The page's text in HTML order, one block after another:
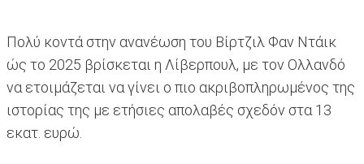
Πολύ κοντά στην ανανέωση του Βίρτζιλ Φαν Ντάικ
ώς το 2025 βρίσκεται η Λίβερπουλ, με τον Ολλανδό
να ετοιμάζεται να γίνει ο πιο ακριβοπληρωμένος της
ιστορίας της με ετήσιες απολαβές σχεδόν στα 13
εκατ. ευρώ.